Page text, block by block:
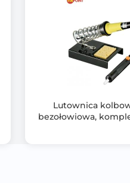
Lutownica
bezołowiowa,